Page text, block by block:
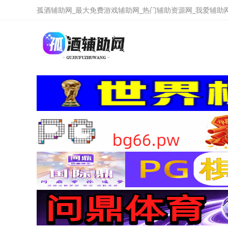
孤酒辅助网_最大免费游戏辅助网_热门辅助资源网_我爱辅助